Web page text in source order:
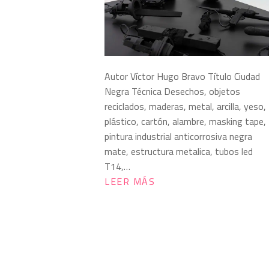
Autor Víctor Hugo Bravo Título Ciudad
Negra Técnica Desechos, objetos
reciclados, maderas, metal, arcilla, yeso,
plástico, cartón, alambre, masking tape,
pintura industrial anticorrosiva negra
mate, estructura metalica, tubos led
T14,…
LEER MÁS